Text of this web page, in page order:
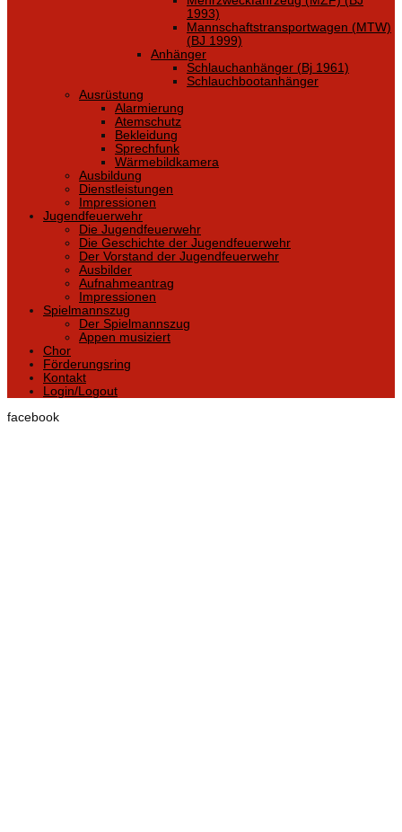
1993)
Mannschaftstransportwagen (MTW)
(BJ 1999)
Anhänger
Schlauchanhänger (Bj 1961)
Schlauchbootanhänger
Ausrüstung
Alarmierung
Atemschutz
Bekleidung
Sprechfunk
Wärmebildkamera
Ausbildung
Dienstleistungen
Impressionen
Jugendfeuerwehr
Die Jugendfeuerwehr
Die Geschichte der Jugendfeuerwehr
Der Vorstand der Jugendfeuerwehr
Ausbilder
Aufnahmeantrag
Impressionen
Spielmannszug
Der Spielmannszug
Appen musiziert
Chor
Förderungsring
Kontakt
Login/Logout
facebook